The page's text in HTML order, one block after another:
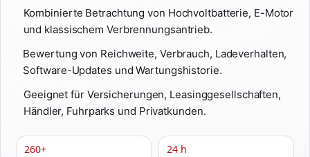
Kombinierte Betrachtung von Hochvoltbatterie, E-Motor
und klassischem Verbrennungsantrieb.
Bewertung von Reichweite, Verbrauch, Ladeverhalten,
Software-Updates und Wartungshistorie.
Geeignet für Versicherungen, Leasinggesellschaften,
Händler, Fuhrparks und Privatkunden.
260+ 24 h